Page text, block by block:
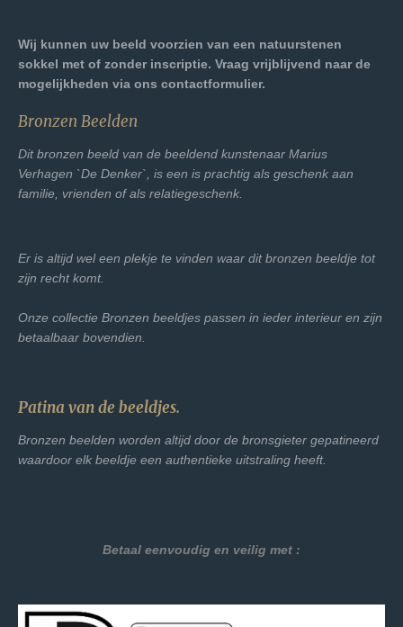
Wij kunnen uw beeld voorzien van een natuurstenen
sokkel met of zonder inscriptie. Vraag vrijblijvend naar de
mogelijkheden via ons contactformulier.
Bronzen Beelden
Dit bronzen beeld van de beeldend kunstenaar Marius
Verhagen `De Denker`, is een is prachtig als geschenk aan
familie, vrienden of als relatiegeschenk.
Er is altijd wel een plekje te vinden waar dit bronzen beeldje tot
zijn recht komt.
Onze collectie Bronzen beeldjes passen in ieder interieur en zijn
betaalbaar bovendien.
Patina van de beeldjes.
Bronzen beelden worden altijd door de bronsgieter gepatineerd
waardoor elk beeldje een authentieke uitstraling heeft.
Betaal eenvoudig en veilig met :